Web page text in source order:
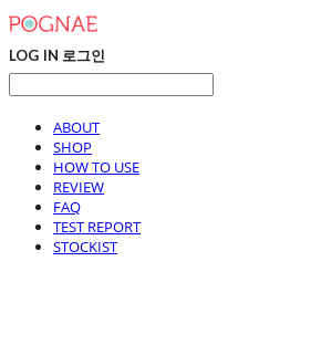
LOG IN 로그인
ABOUT
SHOP
HOW TO USE
REVIEW
FAQ
TEST REPORT
STOCKIST